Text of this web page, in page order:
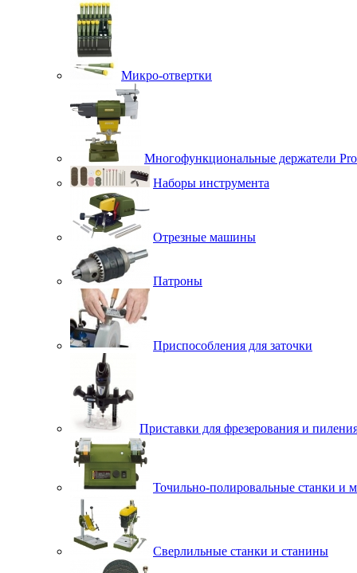
Микро-отвертки
Многофункциональные держатели
Наборы инструмента
Отрезные машины
Патроны
Приспособления для заточки
Приставки для фрезерования и
Точильно-полировальные станки и
Сверлильные станки и станины